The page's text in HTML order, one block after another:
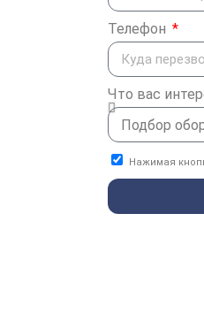
Телефон
Что вас
Нажимая